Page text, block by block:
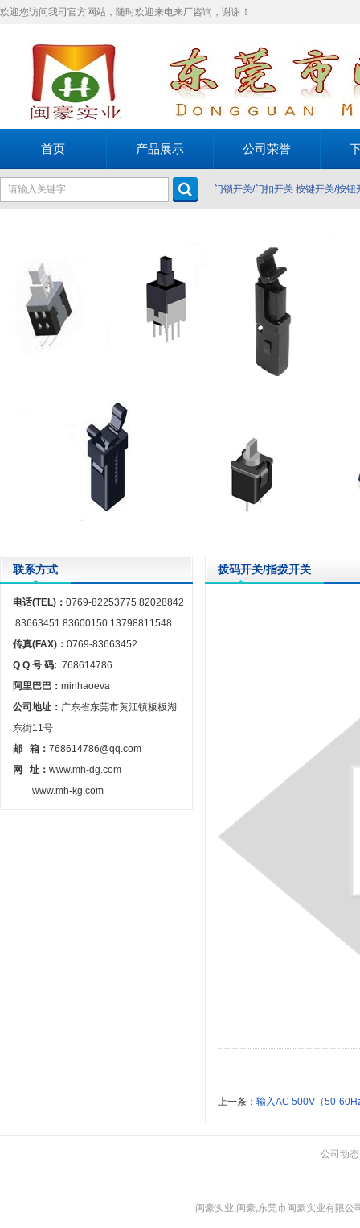
欢迎您访问我司官方网站，随时欢迎来电来厂咨询，谢谢！
首页 产品展示 公司荣誉
门锁开关/门扣开关 按键开关/按钮
关
联系方式
电话(TEL)： 0769-82253775 82028842
83663451 83600150 13798811548
传真(FAX)： 0769-83663452
Q Q 号 码: 768614786
阿里巴巴： minhaoeva
公司地址： 广东省东莞市黄江镇板板湖
东街11号
邮 箱： 768614786@qq.com
网 址： www.mh-dg.com
www.mh-kg.com
拨码开关/指拨开关
上一条： 输入AC 500V（50-
公司动态
闽豪实业,闽豪,东莞市闽豪实业有限